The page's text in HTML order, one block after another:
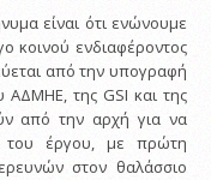
είναι ότι ενώνουμε
κοινού ενδιαφέροντος
από την υπογραφή
ΑΔΜΗΕ, της GSI και της
από την αρχή για να
του έργου, με πρώτη
στον θαλάσσιο